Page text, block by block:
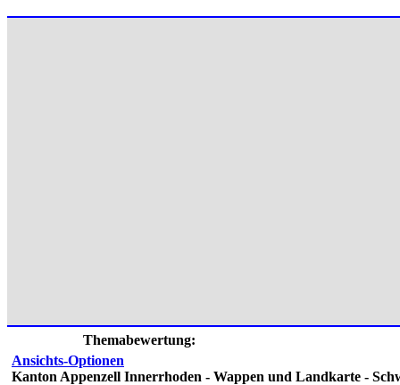
Themabewertung:
Ansichts-Optionen
Kanton Appenzell Innerrhoden - Wappen und Landkarte -